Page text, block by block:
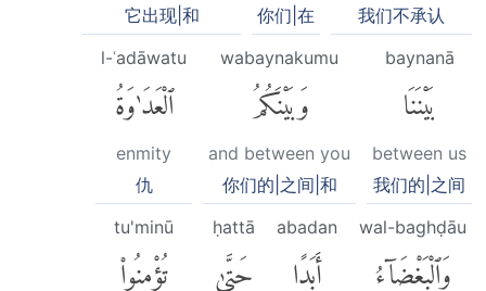
我们不承认
你们|在
它出现|和
baynanā
بَيْنَنَا
between us
我们的|之间
wabaynakumu
وَبَيْنَكُمُ
and between you
你们的|之间|和
l-ʿadāwatu
ٱلْعَدَٰوَةُ
enmity
仇
wal-baghḍāu
وَٱلْبَغْضَآءُ
abadan
أَبَدًا
ḥattā
حَتَّىٰ
tu'minū
تُؤْمِنُوا۟